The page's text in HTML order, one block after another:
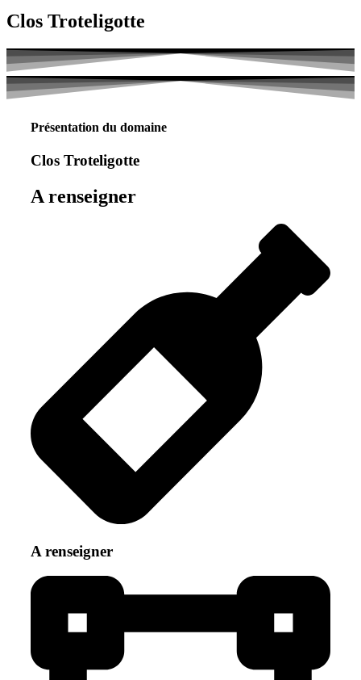
Clos Troteligotte
Présentation du domaine
Clos Troteligotte
A renseigner
A renseigner